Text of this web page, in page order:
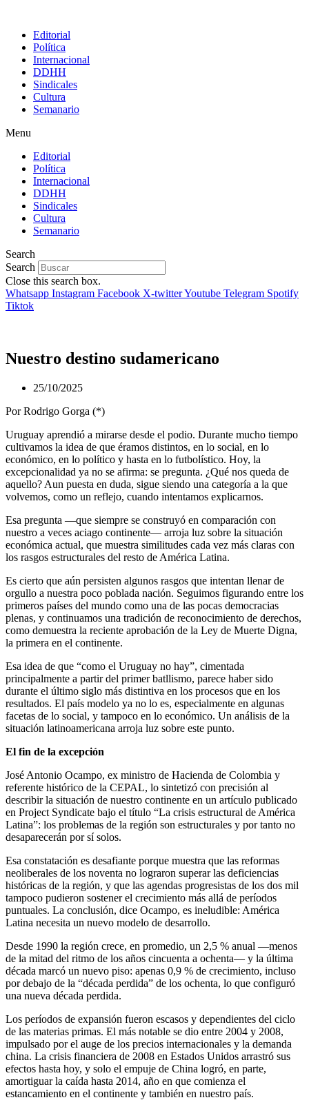
Editorial
Política
Internacional
DDHH
Sindicales
Cultura
Semanario
Menu
Editorial
Política
Internacional
DDHH
Sindicales
Cultura
Semanario
Search
Search
Close this search box.
Whatsapp Instagram Facebook X-twitterYoutube Telegram Spotify
Tiktok
Nuestro destino sudamericano
25/10/2025
Por Rodrigo Gorga (*)
Uruguay aprendió a mirarse desde el podio. Durante mucho tiempo
cultivamos la idea de que éramos distintos, en lo social, en lo
económico, en lo político y hasta en lo futbolístico. Hoy, la
excepcionalidad ya no se afirma: se pregunta. ¿Qué nos queda de
aquello? Aun puesta en duda, sigue siendo una categoría a la que
volvemos, como un reflejo, cuando intentamos explicarnos.
Esa pregunta —que siempre se construyó en comparación con
nuestro a veces aciago continente— arroja luz sobre la situación
económica actual, que muestra similitudes cada vez más claras con
los rasgos estructurales del resto de América Latina.
Es cierto que aún persisten algunos rasgos que intentan llenar de
orgullo a nuestra poco poblada nación. Seguimos figurando entre los
primeros países del mundo como una de las pocas democracias
plenas, y continuamos una tradición de reconocimiento de derechos,
como demuestra la reciente aprobación de la Ley de Muerte Digna,
la primera en el continente.
Esa idea de que “como el Uruguay no hay”, cimentada
principalmente a partir del primer batllismo, parece haber sido
durante el último siglo más distintiva en los procesos que en los
resultados. El país modelo ya no lo es, especialmente en algunas
facetas de lo social, y tampoco en lo económico. Un análisis de la
situación latinoamericana arroja luz sobre este punto.
El fin de la excepción
José Antonio Ocampo, ex ministro de Hacienda de Colombia y
referente histórico de la CEPAL, lo sintetizó con precisión al
describir la situación de nuestro continente en un artículo publicado
en Project Syndicate bajo el título “La crisis estructural de América
Latina”: los problemas de la región son estructurales y por tanto no
desaparecerán por sí solos.
Esa constatación es desafiante porque muestra que las reformas
neoliberales de los noventa no lograron superar las deficiencias
históricas de la región, y que las agendas progresistas de los dos mil
tampoco pudieron sostener el crecimiento más allá de períodos
puntuales. La conclusión, dice Ocampo, es ineludible: América
Latina necesita un nuevo modelo de desarrollo.
Desde 1990 la región crece, en promedio, un 2,5 % anual —menos
de la mitad del ritmo de los años cincuenta a ochenta— y la última
década marcó un nuevo piso: apenas 0,9 % de crecimiento, incluso
por debajo de la “década perdida” de los ochenta, lo que configuró
una nueva década perdida.
Los períodos de expansión fueron escasos y dependientes del ciclo
de las materias primas. El más notable se dio entre 2004 y 2008,
impulsado por el auge de los precios internacionales y la demanda
china. La crisis financiera de 2008 en Estados Unidos arrastró sus
efectos hasta hoy, y solo el empuje de China logró, en parte,
amortiguar la caída hasta 2014, año en que comienza el
estancamiento en el continente y también en nuestro país.